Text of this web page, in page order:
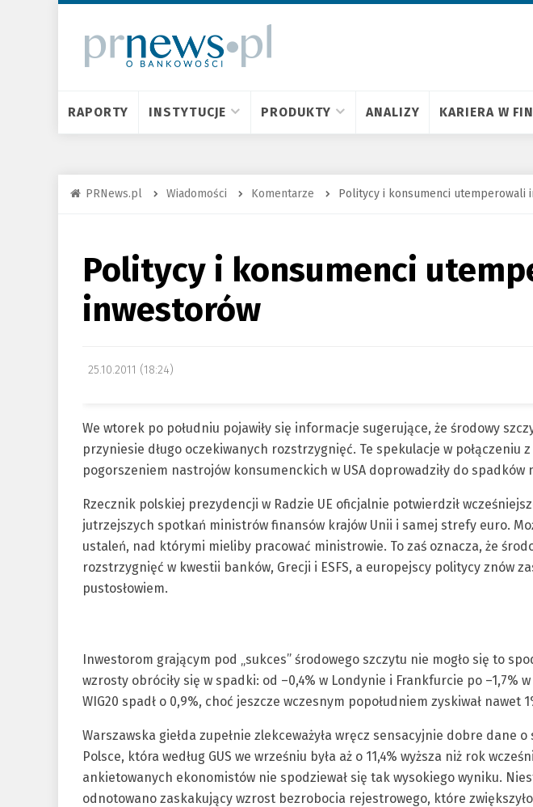
RAPORTY INSTYTUCJE PRODUKTY ANALIZY KARIERA W
PRNews.pl Wiadomości Komentarze Politycy i konsumenci utemperowali
Politycy i konsumenci
inwestorów
25.10.2011 (18:24)
We wtorek po południu pojawiły się informacje sugerujące, że środowy
przyniesie długo oczekiwanych rozstrzygnięć. Te spekulacje w połączeniu
pogorszeniem nastrojów konsumenckich w USA doprowadziły do spadków
Rzecznik polskiej prezydencji w Radzie UE oficjalnie potwierdził
jutrzejszych spotkań ministrów finansów krajów Unii i samej strefy euro.
ustaleń, nad którymi mieliby pracować ministrowie. To zaś oznacza, że
rozstrzygnięć w kwestii banków, Grecji i ESFS, a europejscy politycy znów
pustosłowiem.
Inwestorom grającym pod „sukces” środowego szczytu nie mogło się to
wzrosty obróciły się w spadki: od –0,4% w Londynie i Frankfurcie po –1,7% w
WIG20 spadł o 0,9%, choć jeszcze wczesnym popołudniem zyskiwał nawet
Warszawska giełda zupełnie zlekceważyła wręcz sensacyjnie dobre dane
Polsce, która według GUS we wrześniu była aż o 11,4% wyższa niż rok
ankietowanych ekonomistów nie spodziewał się tak wysokiego wyniku.
odnotowano zaskakujący wzrost bezrobocia rejestrowego, które zwiększyło